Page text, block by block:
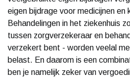
eigen bijdrage voor medicijnen en
Behandelingen in het ziekenhuis
tussen zorgverzekeraar en
verzekert bent - worden veelal
belast. En daarom is een
ben je namelijk zeker van